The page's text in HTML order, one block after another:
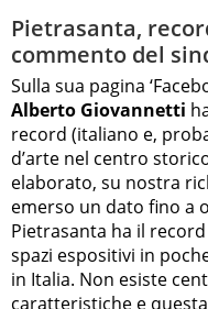
Pietrasanta,
commento del
Sulla sua pagina
Alberto Giovannetti
record (italiano e,
d’arte nel centro
elaborato, su nostra
emerso un dato fino a
Pietrasanta ha il
spazi espositivi in
in Italia. Non esiste
caratteristiche e